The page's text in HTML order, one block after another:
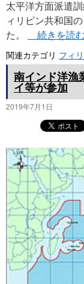
太平洋方面派遣
ィリピン共和国
た。
続きを読む
関連カテゴリ フィ
南インド洋漁
イ等が参加
2019年7月1日